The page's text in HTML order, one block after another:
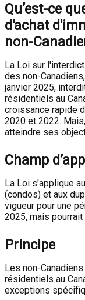
Qu’est-ce
d'achat
non-
La Loi sur
des non-
janvier 2025,
résidentiels au
croissance rapide
2020 et 2022.
atteindre ses
Champ
La Loi s'applique
(condos) et aux
vigueur pour une
2025, mais
Principe
Les non-
résidentiels au
exceptions